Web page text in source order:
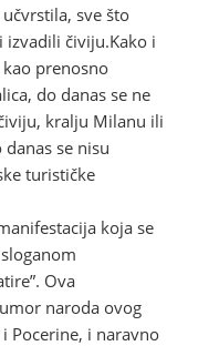
sve što
čiviju.Kako i
kao prenosno
do danas se ne
kralju Milanu ili
se nisu
turističke
koja se
Ova
naroda ovog
Pocerine, i naravno